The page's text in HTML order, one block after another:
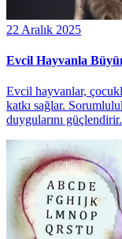
22 Aralık 2025
Evcil Hayvanla
Evcil hayvanlar,
katkı sağlar.
duygularını